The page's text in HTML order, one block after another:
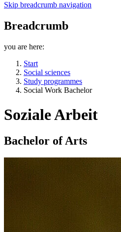
Skip breadcrumb navigation
Breadcrumb
you are here:
Start
Social sciences
Study programmes
Social Work Bachelor
Soziale Arbeit
Bachelor of Arts